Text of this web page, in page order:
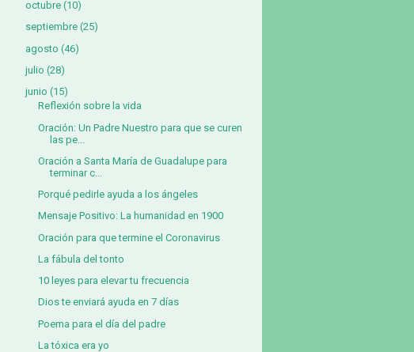
octubre (10)
septiembre (25)
agosto (46)
julio (28)
junio (15)
Reflexión sobre la vida
Oración: Un Padre Nuestro para que se curen
las pe...
Oración a Santa María de Guadalupe para
terminar c...
Porqué pedirle ayuda a los ángeles
Mensaje Positivo: La humanidad en 1900
Oración para que termine el Coronavirus
La fábula del tonto
10 leyes para elevar tu frecuencia
Dios te enviará ayuda en 7 días
Poema para el día del padre
La tóxica era yo